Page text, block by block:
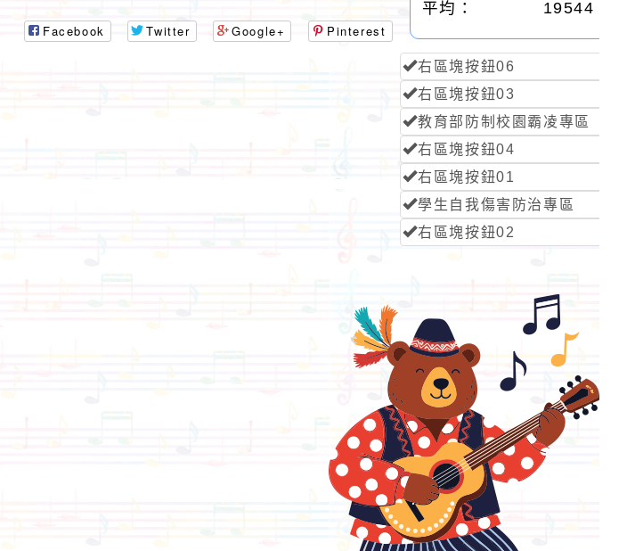
Facebook Twitter Google+ Pinterest
平均：
19544
右區塊按鈕06
右區塊按鈕03
教育部防制校園霸凌專區
右區塊按鈕04
右區塊按鈕01
學生自我傷害防治專區
右區塊按鈕02